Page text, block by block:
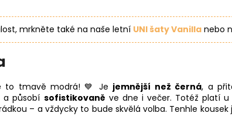
mrkněte také na naše letní UNI šaty Vanilla nebo
to tmavě modrá! 💙 Je jemnější než černá, a
a působí sofistikovaně ve dne i večer. Totéž platí u
– a vždycky to bude skvělá volba. Tenhle kousek